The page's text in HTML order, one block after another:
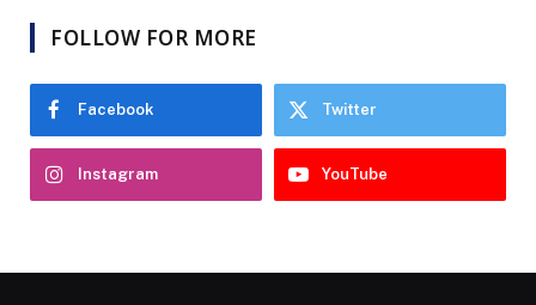
FOLLOW FOR MORE
Facebook Twitter
Instagram YouTube